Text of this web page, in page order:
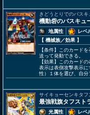
きどうとりでのバスキ
機動砦のバスキュ
地属性
レベ
【 機械族／効果 】
【条件】このカード
送って発動できる。
【効果】このカード
表示は表側攻撃表示
性）１体を選び、自分
サイキョーセンキタフ
最強戦旗タフスト
光属性
レベ